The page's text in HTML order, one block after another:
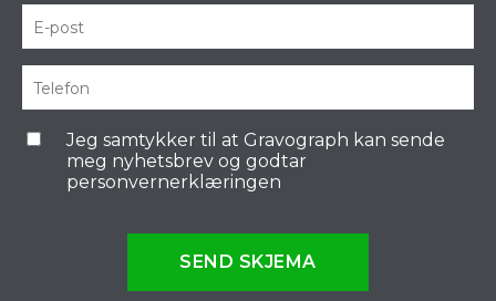
Jeg samtykker til at Gravograph kan sende
meg nyhetsbrev og godtar
personvernerklæringen
SEND SKJEMA